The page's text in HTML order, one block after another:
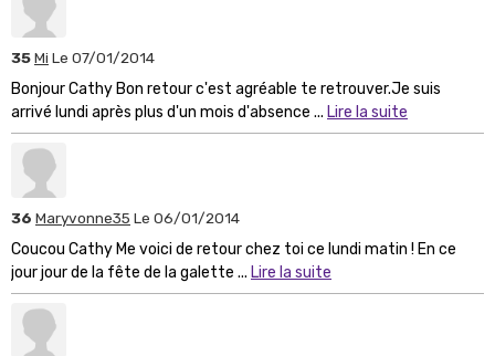
35Mi Le 07/01/2014
Bonjour Cathy Bon retour c'est agréable te retrouver.Je suis
arrivé lundi après plus d'un mois d'absence ... Lire la suite
36 Maryvonne35 Le 06/01/2014
Coucou Cathy Me voici de retour chez toi ce lundi matin ! En ce
jour jour de la fête de la galette ... Lire la suite